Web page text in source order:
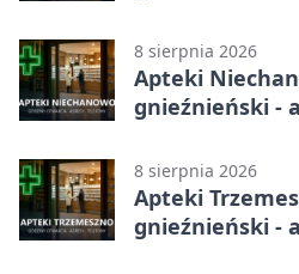
8 sierpnia 2026
Apteki
gnieźnieński -
8 sierpnia 2026
Apteki
gnieźnieński -